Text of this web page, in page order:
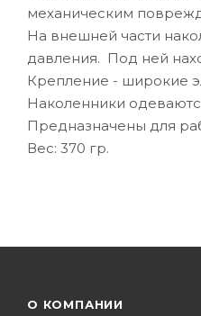
механическим
На внешней части
давления. Под ней
Крепление - широкие
Наколенники
Предназначены для
Вес: 370 гр.
О КОМПАНИИ